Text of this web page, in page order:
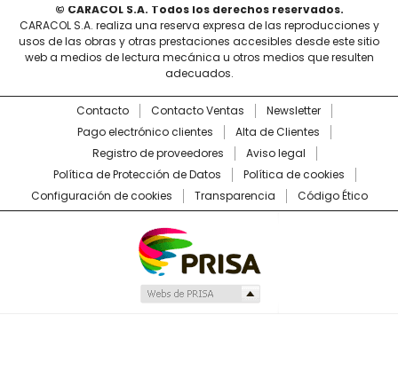
© CARACOL S.A. Todos los derechos reservados.
CARACOL S.A. realiza una reserva expresa de las reproducciones y
usos de las obras y otras prestaciones accesibles desde este sitio
web a medios de lectura mecánica u otros medios que resulten
adecuados.
Contacto Contacto Ventas
Newsletter
Pago electrónico clientes
Alta de Clientes
Registro de proveedores
Aviso legal
Política de Protección de Datos
Política de cookies
Configuración de cookies
Transparencia Código Ético